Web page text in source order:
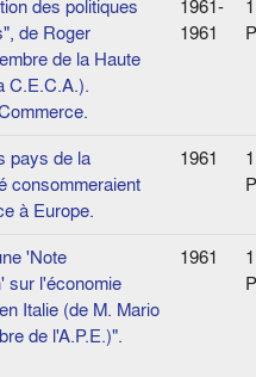
des politiques
de Roger
de la Haute
C.E.C.A.).
1961-
1961
1
pays de la
consommeraient
à Europe.
1961
1
'Note
sur l'économie
Italie (de M. Mario
de l'A.P.E.)".
1961
1